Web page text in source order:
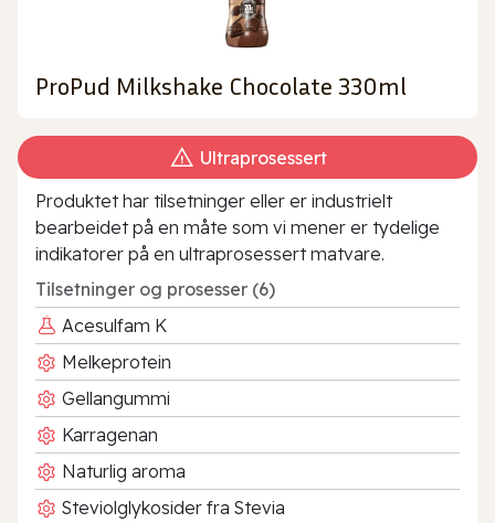
ProPud Milkshake Chocolate 330ml
Ultraprosessert
Produktet har tilsetninger eller er industrielt
bearbeidet på en måte som vi mener er tydelige
indikatorer på en ultraprosessert matvare.
Tilsetninger og prosesser (6)
Acesulfam K
Melkeprotein
Gellangummi
Karragenan
Naturlig aroma
Steviolglykosider fra Stevia